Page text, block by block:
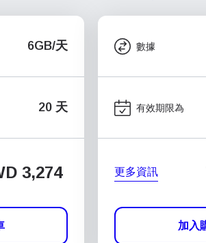
6GB/天
20 天
3,274
數據
有效期限為
更多資訊
加入